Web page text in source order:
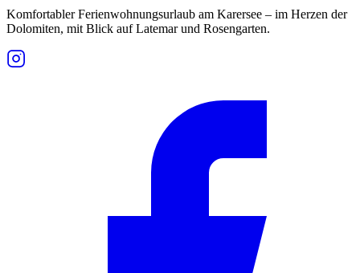
Komfortabler Ferienwohnungsurlaub am Karersee – im Herzen der
Dolomiten, mit Blick auf Latemar und Rosengarten.